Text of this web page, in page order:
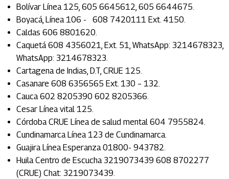
Bolívar Línea 125, 605 6645612, 605 6644675.
Boyacá, Línea 106 - 608 7420111 Ext. 4150.
Caldas 606 8801620.
Caquetá 608 4356021, Ext. 51, WhatsApp: 3214678323,
WhatsApp: 3214678323.
Cartagena de Indias, D.T, CRUE 125.
Casanare 608 6356565 Ext. 130 – 132.
Cauca 602 8205390 602 8205366.
Cesar Línea vital 125.
Córdoba CRUE Línea de salud mental 604 7955824.
Cundinamarca Línea 123 de Cundinamarca.
Guajira Línea Esperanza 01800- 943782.
Huila Centro de Escucha 3219073439 608 8702277
(CRUE) Chat: 3219073439.